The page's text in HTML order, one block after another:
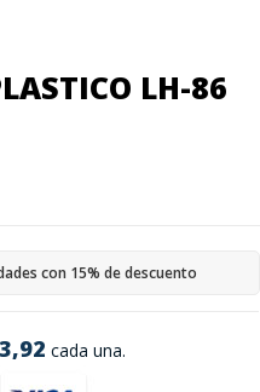
LH-86
cada una.
con 15% de descuento